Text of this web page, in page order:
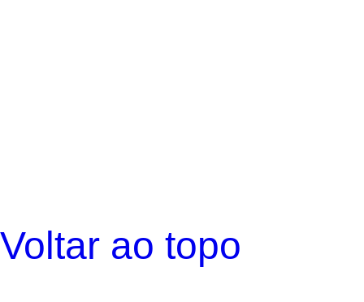
Voltar ao topo